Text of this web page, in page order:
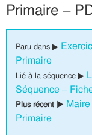
Primaire –
Paru dans ▶
Primaire
Lié à la séquence ▶
Séquence –
Plus récent ▶
Primaire